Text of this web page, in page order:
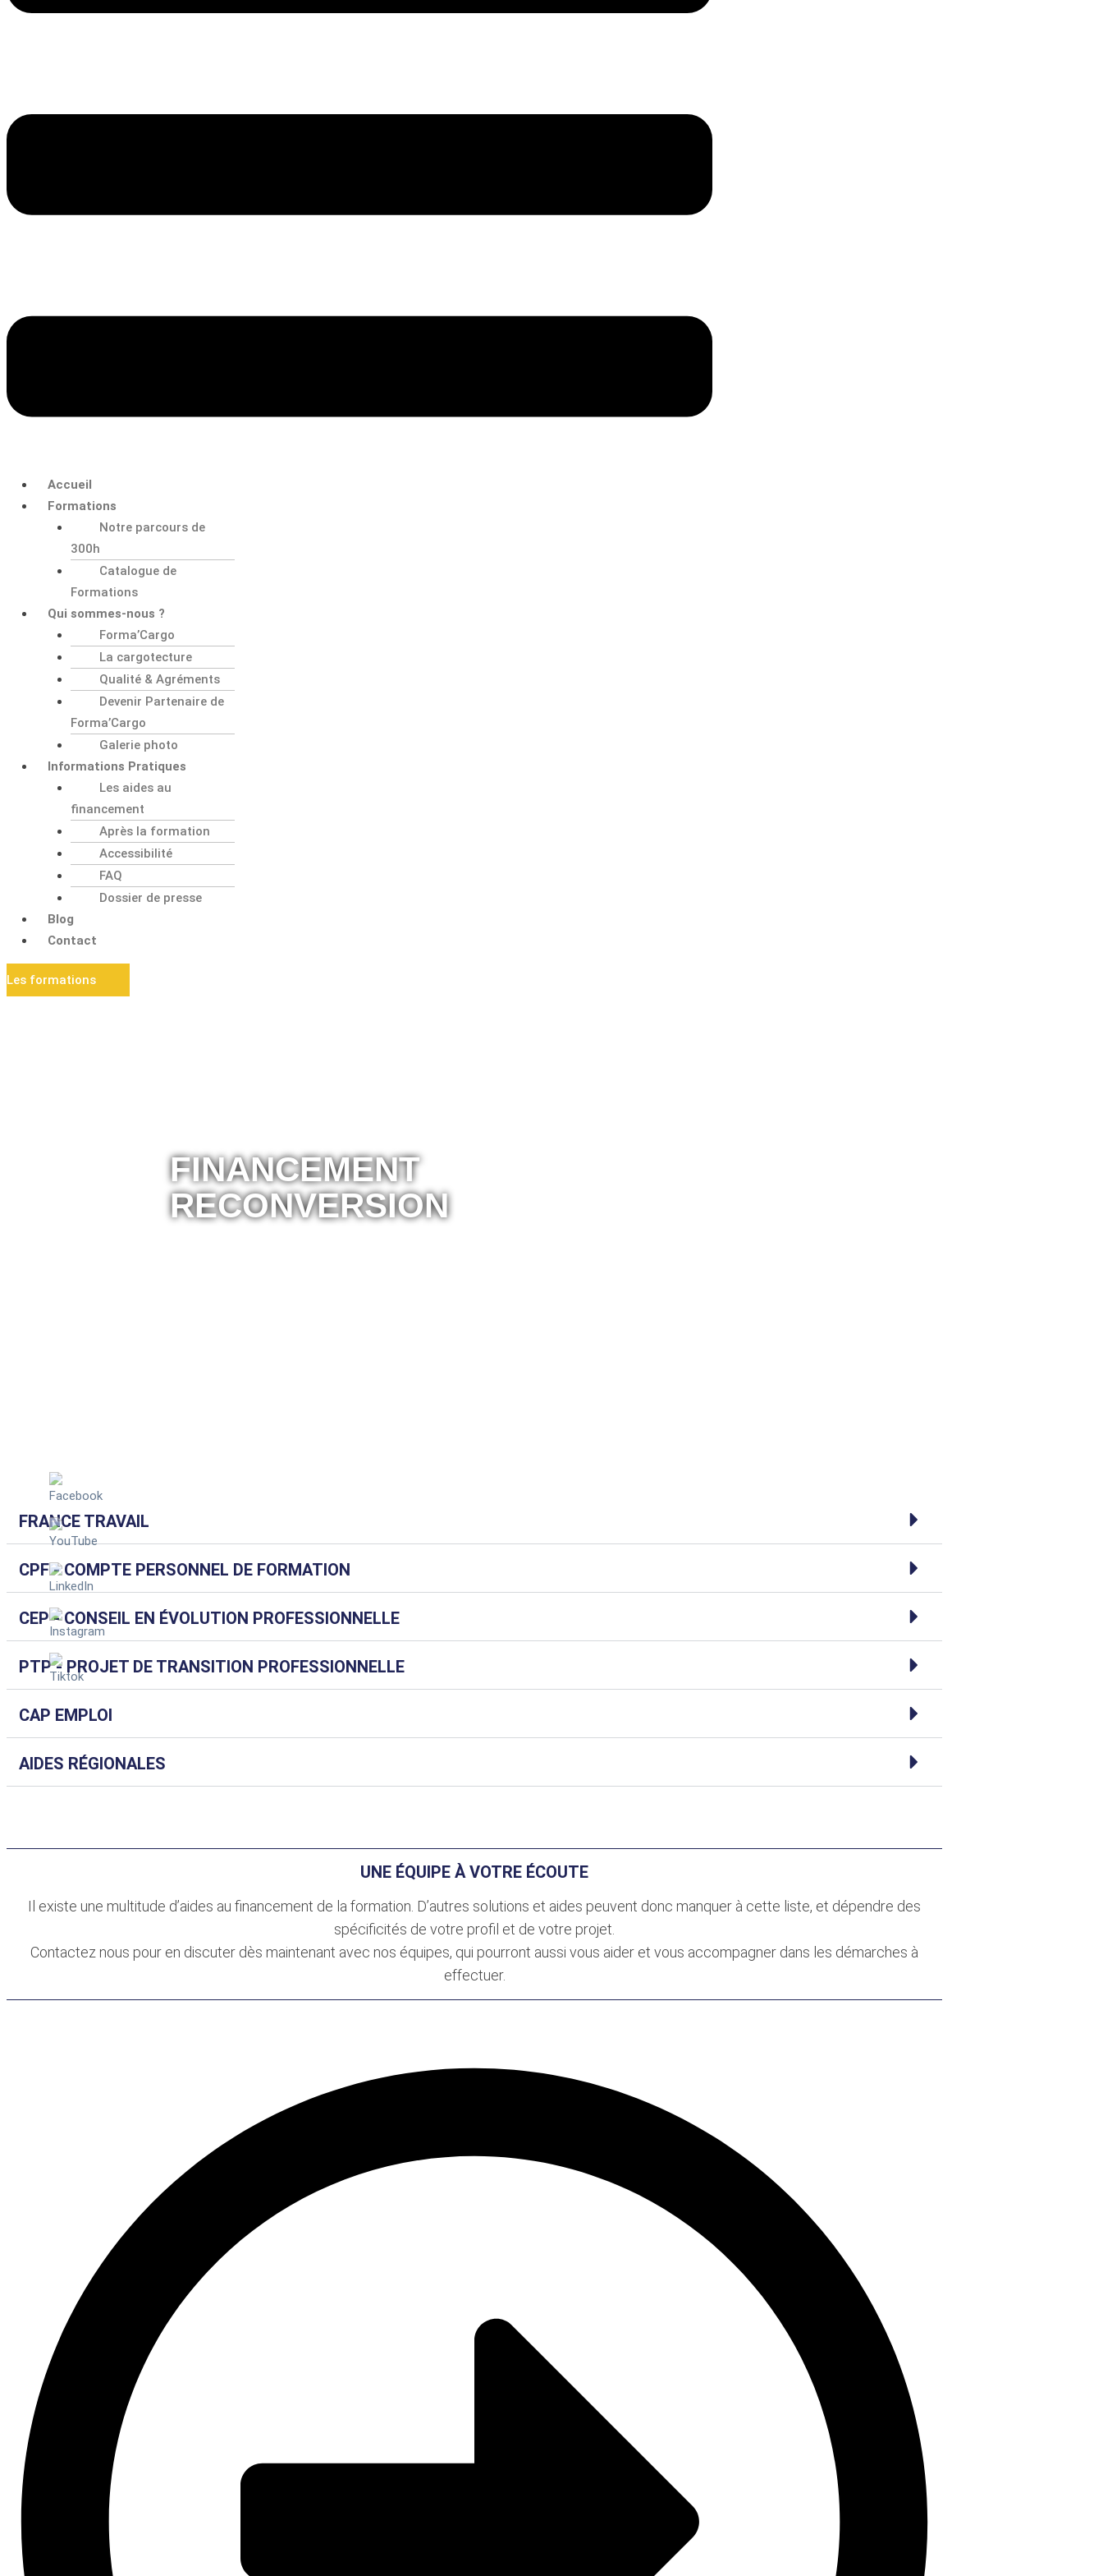
Accueil
Formations
Notre parcours de
300h
Catalogue de
Formations
Qui sommes-nous ?
Forma’Cargo
La cargotecture
Qualité & Agréments
Devenir Partenaire de
Forma’Cargo
Galerie photo
Informations Pratiques
Les aides au
financement
Après la formation
Accessibilité
FAQ
Dossier de presse
Blog
Contact
Les formations
FINANCEMENT
RECONVERSION
FRANCE TRAVAIL
CPF - COMPTE PERSONNEL DE FORMATION
CEP - CONSEIL EN ÉVOLUTION PROFESSIONNELLE
PTP - PROJET DE TRANSITION PROFESSIONNELLE
CAP EMPLOI
AIDES RÉGIONALES
UNE ÉQUIPE À VOTRE ÉCOUTE
Il existe une multitude d’aides au financement de la formation. D’autres solutions et aides peuvent donc manquer à cette liste, et dépendre des
spécificités de votre profil et de votre projet.
Contactez nous pour en discuter dès maintenant avec nos équipes, qui pourront aussi vous aider et vous accompagner dans les démarches à
effectuer.